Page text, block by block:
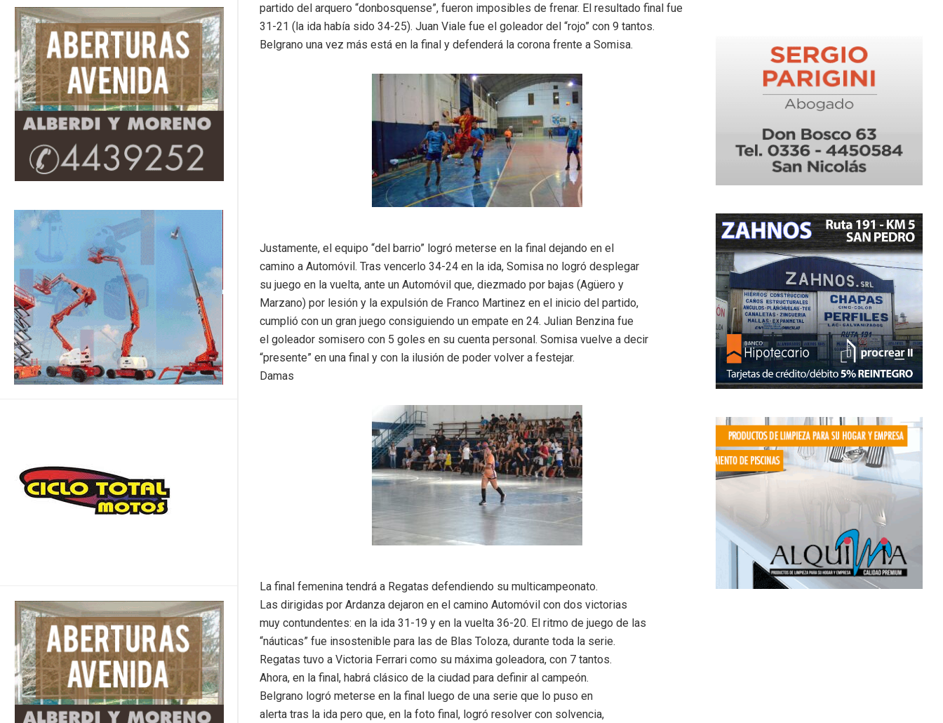
partido del arquero “donbosquense”, fueron imposibles de frenar. El resultado final fue
31-21 (la ida había sido 34-25). Juan Viale fue el goleador del “rojo” con 9 tantos.
Belgrano una vez más está en la final y defenderá la corona frente a Somisa.
Justamente, el equipo “del barrio” logró meterse en la final dejando en el
camino a Automóvil. Tras vencerlo 34-24 en la ida, Somisa no logró desplegar
su juego en la vuelta, ante un Automóvil que, diezmado por bajas (Agüero y
Marzano) por lesión y la expulsión de Franco Martinez en el inicio del partido,
cumplió con un gran juego consiguiendo un empate en 24. Julian Benzina fue
el goleador somisero con 5 goles en su cuenta personal. Somisa vuelve a decir
“presente” en una final y con la ilusión de poder volver a festejar.
Damas
La final femenina tendrá a Regatas defendiendo su multicampeonato.
Las dirigidas por Ardanza dejaron en el camino Automóvil con dos victorias
muy contundentes: en la ida 31-19 y en la vuelta 36-20. El ritmo de juego de las
“náuticas” fue insostenible para las de Blas Toloza, durante toda la serie.
Regatas tuvo a Victoria Ferrari como su máxima goleadora, con 7 tantos.
Ahora, en la final, habrá clásico de la ciudad para definir al campeón.
Belgrano logró meterse en la final luego de una serie que lo puso en
alerta tras la ida pero que, en la foto final, logró resolver con solvencia,